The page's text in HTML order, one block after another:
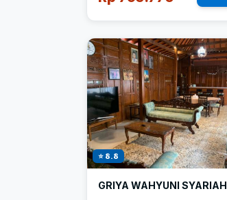
⭐ 8.8
GRIYA WAHYUNI SYARIAH